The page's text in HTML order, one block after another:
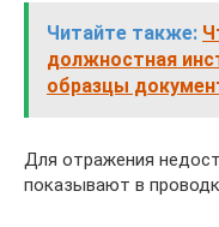
Читайте также:
должностная
образцы
Для отражения
показывают в